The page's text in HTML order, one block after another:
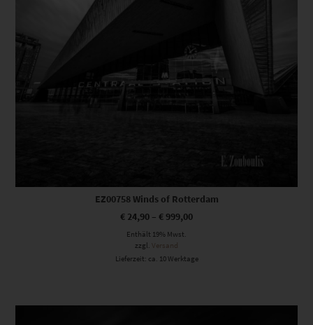
EZ00758 Winds of Rotterdam
€ 24,90 – € 999,00
Enthält 19% Mwst.
zzgl. Versand
Lieferzeit: ca. 10 Werktage
Dieses Produkt weist mehrere Varianten auf. Die Optionen können auf der Produktseite gewählt werden